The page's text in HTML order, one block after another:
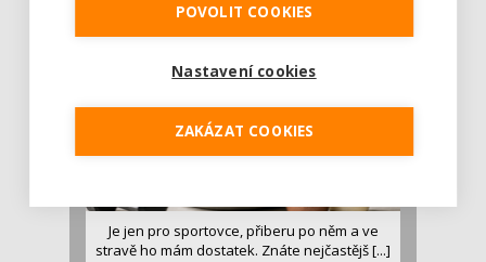
Je jen pro sportovce, přiberu po něm a ve
stravě ho mám dostatek. Znáte nejčastějš [...]
POVOLIT COOKIES
Nastavení cookies
ZAKÁZAT COOKIES